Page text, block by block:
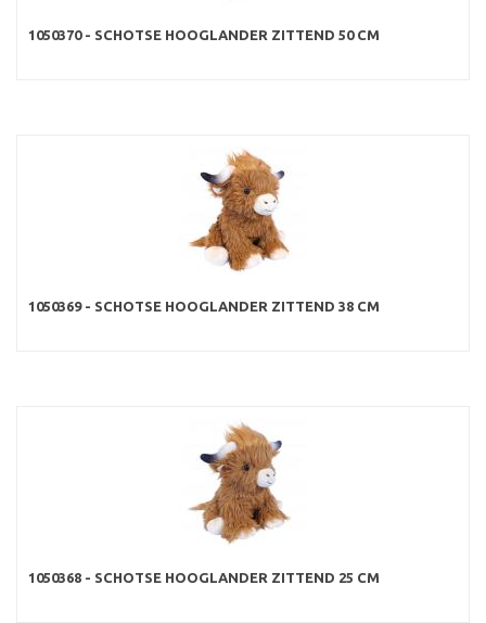
1050370 - SCHOTSE HOOGLANDER ZITTEND 50 CM
1050369 - SCHOTSE HOOGLANDER ZITTEND 38 CM
1050368 - SCHOTSE HOOGLANDER ZITTEND 25 CM